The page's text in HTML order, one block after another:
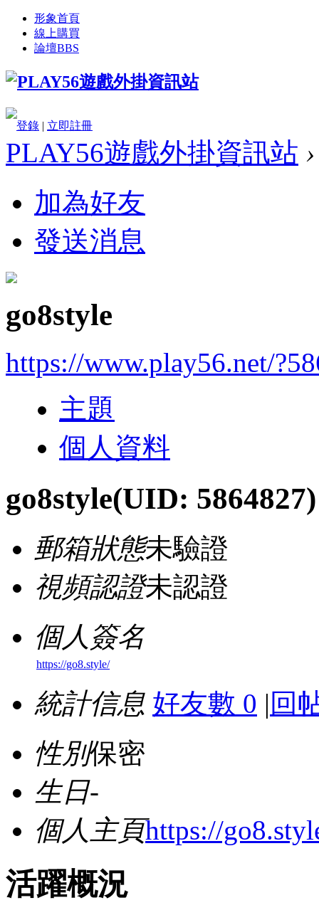
形象首頁
線上購買
論壇BBS
登錄 | 立即註冊
PLAY56遊戲外掛資訊站 ›
加為好友
發送消息
go8style
https://www.play56.net/
主題
個人資料
go8style(UID: 5864827)
郵箱狀態未驗證
視頻認證未認證
個人簽名
https://go8.style/
統計信息 好友數 0 | 回
性別保密
生日-
個人主頁https://
活躍概況